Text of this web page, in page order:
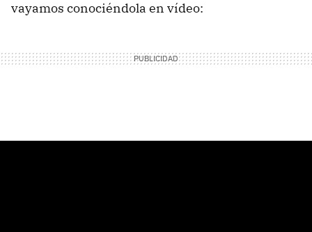
vayamos conociéndola en vídeo: